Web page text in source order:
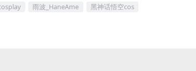
雨波_HaneAme 黑神话悟空cos